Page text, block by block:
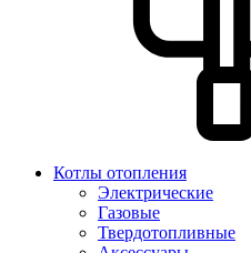
Котлы отопления
Электрические
Газовые
Твердотопливные